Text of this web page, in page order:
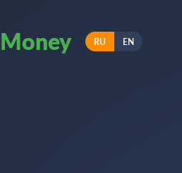
Money RU EN